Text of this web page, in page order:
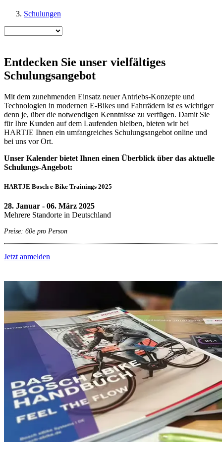
Schulungen
Entdecken Sie unser vielfältiges
Schulungsangebot
Mit dem zunehmenden Einsatz neuer Antriebs-Konzepte und
Technologien in modernen E-Bikes und Fahrrädern ist es wichtiger
denn je, über die notwendigen Kenntnisse zu verfügen. Damit Sie
für Ihre Kunden auf dem Laufenden bleiben, bieten wir bei
HARTJE Ihnen ein umfangreiches Schulungsangebot online und
bei uns vor Ort.
Unser Kalender bietet Ihnen einen Überblick über das aktuelle
Schulungs-Angebot:
HARTJE Bosch e-Bike Trainings 2025
28. Januar - 06. März 2025
Mehrere Standorte in Deutschland
Preise: 60e pro Person
Jetzt anmelden